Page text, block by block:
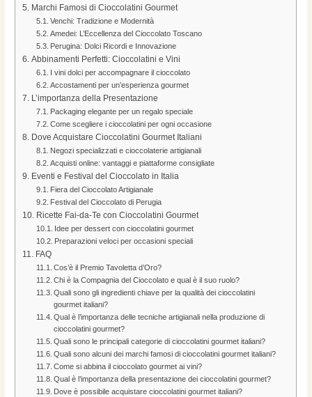
Marchi Famosi di Cioccolatini Gourmet
Venchi: Tradizione e Modernità
Amedei: L’Eccellenza del Cioccolato Toscano
Perugina: Dolci Ricordi e Innovazione
Abbinamenti Perfetti: Cioccolatini e Vini
I vini dolci per accompagnare il cioccolato
Accostamenti per un’esperienza gourmet
L’importanza della Presentazione
Packaging elegante per un regalo speciale
Come scegliere i cioccolatini per ogni occasione
Dove Acquistare Cioccolatini Gourmet Italiani
Negozi specializzati e cioccolaterie artigianali
Acquisti online: vantaggi e piattaforme consigliate
Eventi e Festival del Cioccolato in Italia
Fiera del Cioccolato Artigianale
Festival del Cioccolato di Perugia
Ricette Fai-da-Te con Cioccolatini Gourmet
Idee per dessert con cioccolatini gourmet
Preparazioni veloci per occasioni speciali
FAQ
Cos’è il Premio Tavoletta d’Oro?
Chi è la Compagnia del Cioccolato e qual è il suo ruolo?
Quali sono gli ingredienti chiave per la qualità dei cioccolatini
gourmet italiani?
Qual è l’importanza delle tecniche artigianali nella produzione di
cioccolatini gourmet?
Quali sono le principali categorie di cioccolatini gourmet italiani?
Quali sono alcuni dei marchi famosi di cioccolatini gourmet italiani?
Come si abbina il cioccolato gourmet ai vini?
Qual è l’importanza della presentazione dei cioccolatini gourmet?
Dove è possibile acquistare cioccolatini gourmet italiani?